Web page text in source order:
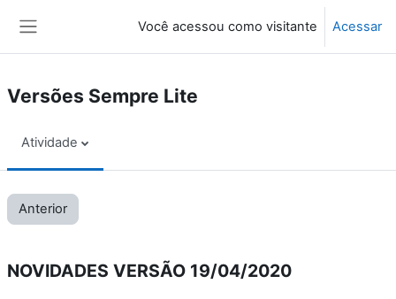
Você acessou como visitante Acessar
Versões Sempre Lite
Atividade
Anterior
NOVIDADES VERSÃO 19/04/2020